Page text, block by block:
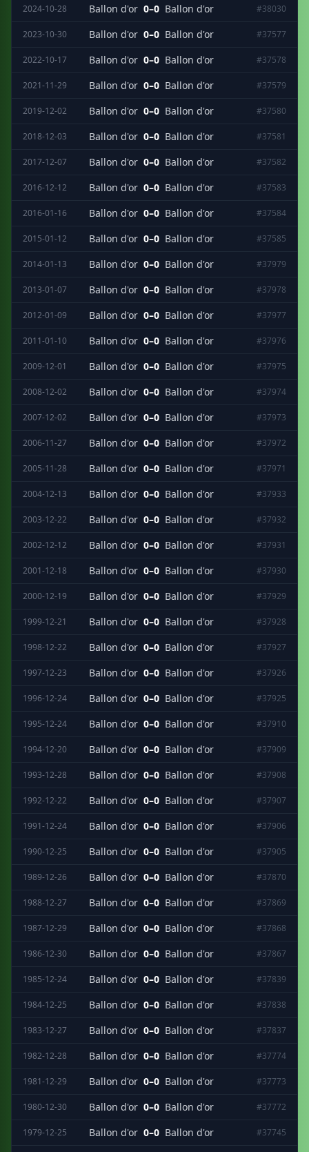
2024-10-28 Ballon d'or 0–0 Ballon d'or #38030
2023-10-30 Ballon d'or 0–0 Ballon d'or #37577
2022-10-17 Ballon d'or 0–0 Ballon d'or #37578
2021-11-29 Ballon d'or 0–0 Ballon d'or #37579
2019-12-02 Ballon d'or 0–0 Ballon d'or #37580
2018-12-03 Ballon d'or 0–0 Ballon d'or #37581
2017-12-07 Ballon d'or 0–0 Ballon d'or #37582
2016-12-12 Ballon d'or 0–0 Ballon d'or #37583
2016-01-16 Ballon d'or 0–0 Ballon d'or #37584
2015-01-12 Ballon d'or 0–0 Ballon d'or #37585
2014-01-13 Ballon d'or 0–0 Ballon d'or #37979
2013-01-07 Ballon d'or 0–0 Ballon d'or #37978
2012-01-09 Ballon d'or 0–0 Ballon d'or #37977
2011-01-10 Ballon d'or 0–0 Ballon d'or #37976
2009-12-01 Ballon d'or 0–0 Ballon d'or #37975
2008-12-02 Ballon d'or 0–0 Ballon d'or #37974
2007-12-02 Ballon d'or 0–0 Ballon d'or #37973
2006-11-27 Ballon d'or 0–0 Ballon d'or #37972
2005-11-28 Ballon d'or 0–0 Ballon d'or #37971
2004-12-13 Ballon d'or 0–0 Ballon d'or #37933
2003-12-22 Ballon d'or 0–0 Ballon d'or #37932
2002-12-12 Ballon d'or 0–0 Ballon d'or #37931
2001-12-18 Ballon d'or 0–0 Ballon d'or #37930
2000-12-19 Ballon d'or 0–0 Ballon d'or #37929
1999-12-21 Ballon d'or 0–0 Ballon d'or #37928
1998-12-22 Ballon d'or 0–0 Ballon d'or #37927
1997-12-23 Ballon d'or 0–0 Ballon d'or #37926
1996-12-24 Ballon d'or 0–0 Ballon d'or #37925
1995-12-24 Ballon d'or 0–0 Ballon d'or #37910
1994-12-20 Ballon d'or 0–0 Ballon d'or #37909
1993-12-28 Ballon d'or 0–0 Ballon d'or #37908
1992-12-22 Ballon d'or 0–0 Ballon d'or #37907
1991-12-24 Ballon d'or 0–0 Ballon d'or #37906
1990-12-25 Ballon d'or 0–0 Ballon d'or #37905
1989-12-26 Ballon d'or 0–0 Ballon d'or #37870
1988-12-27 Ballon d'or 0–0 Ballon d'or #37869
1987-12-29 Ballon d'or 0–0 Ballon d'or #37868
1986-12-30 Ballon d'or 0–0 Ballon d'or #37867
1985-12-24 Ballon d'or 0–0 Ballon d'or #37839
1984-12-25 Ballon d'or 0–0 Ballon d'or #37838
1983-12-27 Ballon d'or 0–0 Ballon d'or #37837
1982-12-28 Ballon d'or 0–0 Ballon d'or #37774
1981-12-29 Ballon d'or 0–0 Ballon d'or #37773
1980-12-30 Ballon d'or 0–0 Ballon d'or #37772
1979-12-25 Ballon d'or 0–0 Ballon d'or #37745